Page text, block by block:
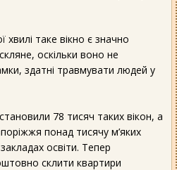
хвилі таке вікно є значно
оскільки воно не
здатні травмувати людей у
78 тисяч таких вікон, а
понад тисячу м’яких
освіти. Тепер
склити квартири